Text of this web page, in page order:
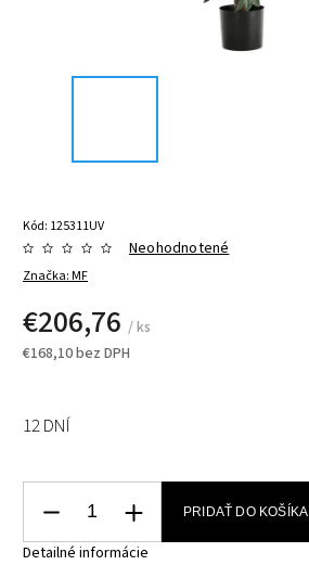
Kód: 125311UV
Značka:MF
Neohodnotené
€206,76 / ks
€168,10 bez DPH
12 DNÍ
PRIDAŤ DO KOŠÍKA
Detailné informácie